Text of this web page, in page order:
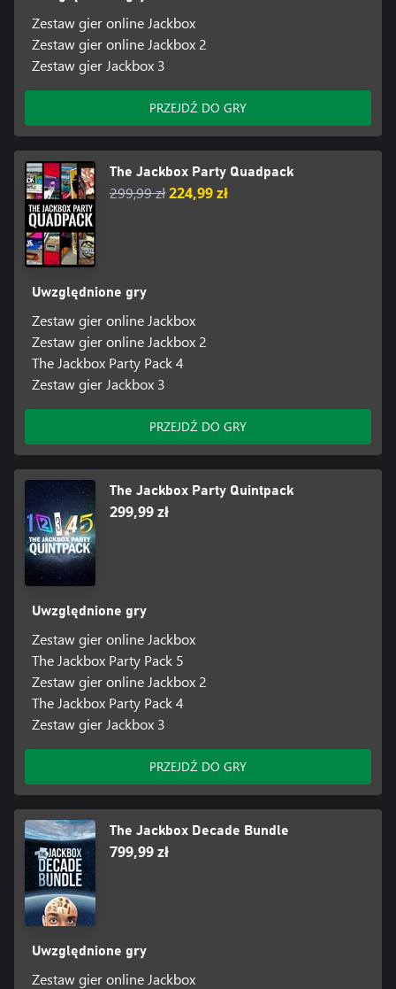
Zestaw gier online Jackbox
Zestaw gier online Jackbox 2
Zestaw gier Jackbox 3
PRZEJDŹ DO GRY
The Jackbox Party Quadpack
299,99 zł224,99 zł
Uwzględnione gry
Zestaw gier online Jackbox
Zestaw gier online Jackbox 2
The Jackbox Party Pack 4
Zestaw gier Jackbox 3
PRZEJDŹ DO GRY
The Jackbox Party Quintpack
299,99 zł
Uwzględnione gry
Zestaw gier online Jackbox
The Jackbox Party Pack 5
Zestaw gier online Jackbox 2
The Jackbox Party Pack 4
Zestaw gier Jackbox 3
PRZEJDŹ DO GRY
The Jackbox Decade Bundle
799,99 zł
Uwzględnione gry
Zestaw gier online Jackbox